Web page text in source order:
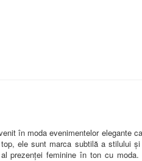
în moda evenimentelor elegante
ele sunt marca subtilă a stilului
al prezenței feminine în ton cu